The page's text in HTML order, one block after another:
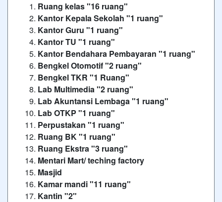
Ruang kelas "16 ruang"
Kantor Kepala Sekolah "1 ruang"
Kantor Guru "1 ruang"
Kantor TU "1 ruang"
Kantor Bendahara Pembayaran "1 ruang"
Bengkel Otomotif "2 ruang"
Bengkel TKR "1 Ruang"
Lab Multimedia "2 ruang"
Lab Akuntansi Lembaga "1 ruang"
Lab OTKP "1 ruang"
Perpustakan "1 ruang"
Ruang BK "1 ruang"
Ruang Ekstra "3 ruang"
Mentari Mart/ teching factory
Masjid
Kamar mandi "11 ruang"
Kantin "2"